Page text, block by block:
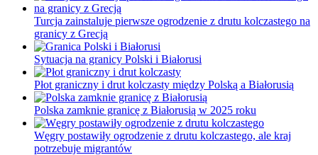
Turcja zainstaluje pierwsze ogrodzenie z drutu kolczastego na
granicy z Grecją
Sytuacja na granicy Polski i Białorusi
Płot graniczny i drut kolczasty między Polską a Białorusią
Polska zamknie granicę z Białorusią w 2025 roku
Węgry postawiły ogrodzenie z drutu kolczastego, ale kraj
potrzebuje migrantów